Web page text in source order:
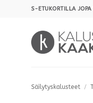
S-ETUKORTILLA JOPA
Säilytyskalusteet /